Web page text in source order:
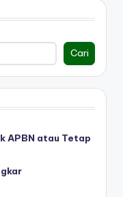
Cari
APBN atau Tetap